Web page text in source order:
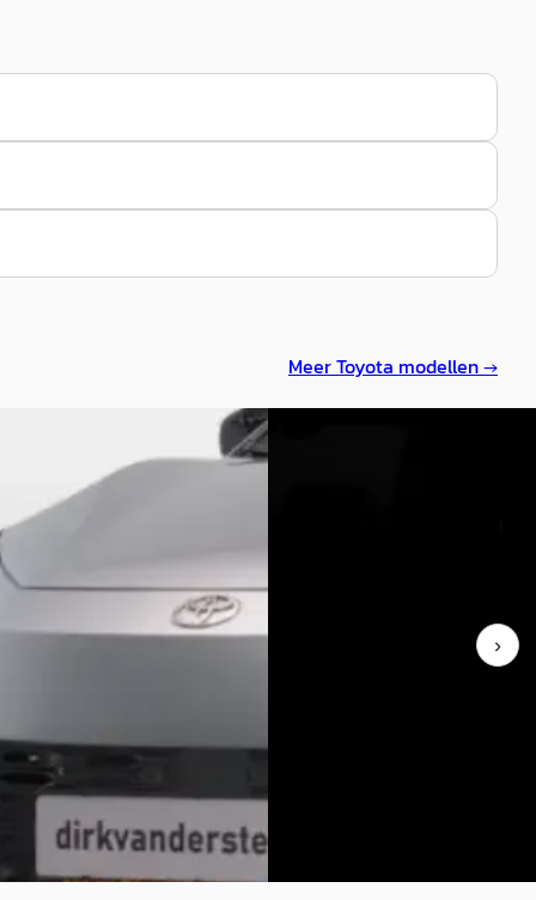
MeerToyota modellen →
in Hybrid 220 Dynamic
mnd
· Hybride · Automaat
Dirk van der Steen·
→
›